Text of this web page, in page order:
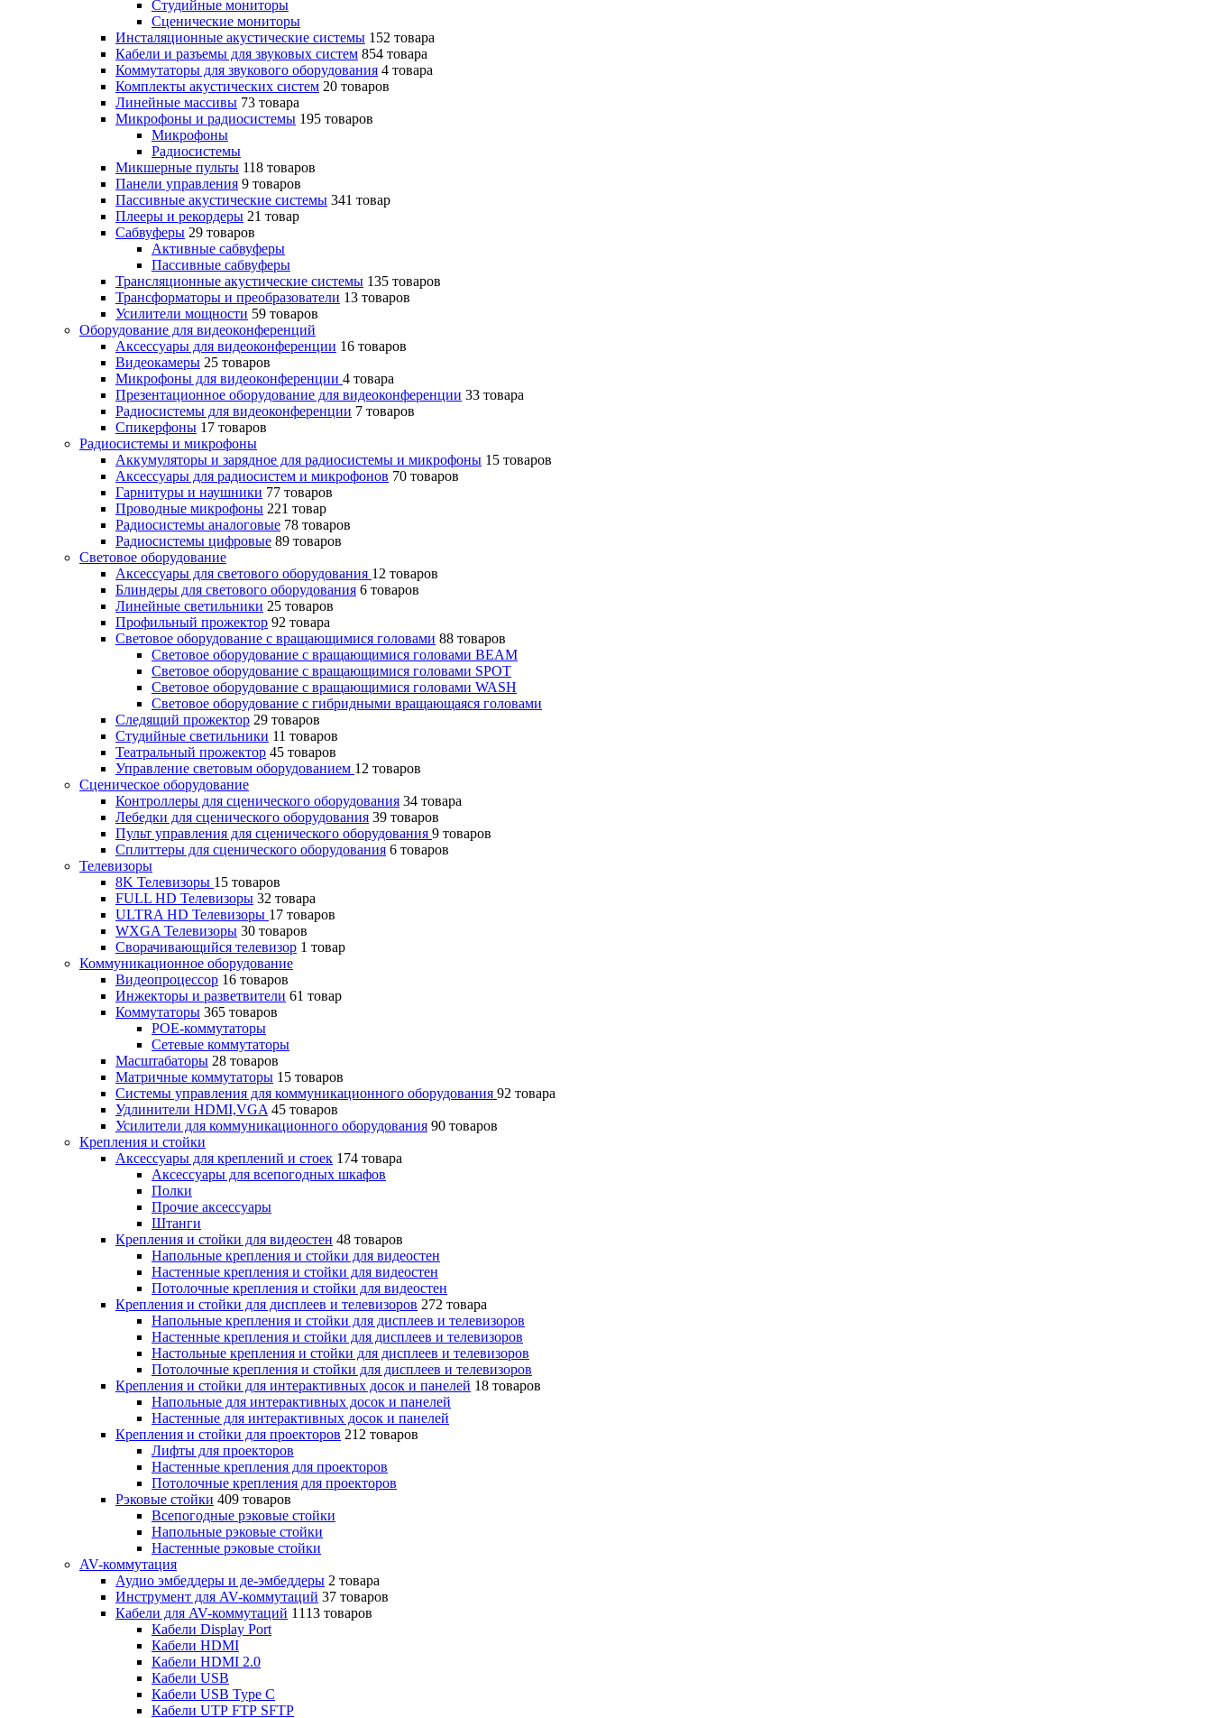
Студийные мониторы
Сценические мониторы
Инсталяционные акустические системы 152 товара
Кабели и разъемы для звуковых систем 854 товара
Коммутаторы для звукового оборудования 4 товара
Комплекты акустических систем 20 товаров
Линейные массивы 73 товара
Микрофоны и радиосистемы 195 товаров
Микрофоны
Радиосистемы
Микшерные пульты 118 товаров
Панели управления 9 товаров
Пассивные акустические системы 341 товар
Плееры и рекордеры 21 товар
Сабвуферы 29 товаров
Активные сабвуферы
Пассивные сабвуферы
Трансляционные акустические системы 135 товаров
Трансформаторы и преобразователи 13 товаров
Усилители мощности 59 товаров
Оборудование для видеоконференций
Аксессуары для видеоконференции 16 товаров
Видеокамеры 25 товаров
Микрофоны для видеоконференции 4 товара
Презентационное оборудование для видеоконференции 33 товара
Радиосистемы для видеоконференции 7 товаров
Спикерфоны 17 товаров
Радиосистемы и микрофоны
Аккумуляторы и зарядное для радиосистемы и микрофоны 15 товаров
Аксессуары для радиосистем и микрофонов 70 товаров
Гарнитуры и наушники 77 товаров
Проводные микрофоны 221 товар
Радиосистемы аналоговые 78 товаров
Радиосистемы цифровые 89 товаров
Световое оборудование
Аксессуары для светового оборудования 12 товаров
Блиндеры для светового оборудования 6 товаров
Линейные светильники 25 товаров
Профильный прожектор 92 товара
Световое оборудование с вращающимися головами 88 товаров
Световое оборудование с вращающимися головами BEAM
Световое оборудование с вращающимися головами SPOT
Световое оборудование с вращающимися головами WASH
Световое оборудование с гибридными вращающаяся головами
Следящий прожектор 29 товаров
Студийные светильники 11 товаров
Театральный прожектор 45 товаров
Управление световым оборудованием 12 товаров
Сценическое оборудование
Контроллеры для сценического оборудования 34 товара
Лебедки для сценического оборудования 39 товаров
Пульт управления для сценического оборудования 9 товаров
Сплиттеры для сценического оборудования 6 товаров
Телевизоры
8K Телевизоры 15 товаров
FULL HD Телевизоры 32 товара
ULTRA HD Телевизоры 17 товаров
WXGA Телевизоры 30 товаров
Сворачивающийся телевизор 1 товар
Коммуникационное оборудование
Видеопроцессор 16 товаров
Инжекторы и разветвители 61 товар
Коммутаторы 365 товаров
POE-коммутаторы
Сетевые коммутаторы
Масштабаторы 28 товаров
Матричные коммутаторы 15 товаров
Системы управления для коммуникационного оборудования 92 товара
Удлинители HDMI,VGA 45 товаров
Усилители для коммуникационного оборудования 90 товаров
Крепления и стойки
Аксессуары для креплений и стоек 174 товара
Аксессуары для всепогодных шкафов
Полки
Прочие аксессуары
Штанги
Крепления и стойки для видеостен 48 товаров
Напольные крепления и стойки для видеостен
Настенные крепления и стойки для видеостен
Потолочные крепления и стойки для видеостен
Крепления и стойки для дисплеев и телевизоров 272 товара
Напольные крепления и стойки для дисплеев и телевизоров
Настенные крепления и стойки для дисплеев и телевизоров
Настольные крепления и стойки для дисплеев и телевизоров
Потолочные крепления и стойки для дисплеев и телевизоров
Крепления и стойки для интерактивных досок и панелей 18 товаров
Напольные для интерактивных досок и панелей
Настенные для интерактивных досок и панелей
Крепления и стойки для проекторов 212 товаров
Лифты для проекторов
Настенные крепления для проекторов
Потолочные крепления для проекторов
Рэковые стойки 409 товаров
Всепогодные рэковые стойки
Напольные рэковые стойки
Настенные рэковые стойки
AV-коммутация
Аудио эмбеддеры и де-эмбеддеры 2 товара
Инструмент для AV-коммутаций 37 товаров
Кабели для AV-коммутаций 1113 товаров
Кабели Display Port
Кабели HDMI
Кабели HDMI 2.0
Кабели USB
Кабели USB Type C
Кабели UTP FTP SFTP